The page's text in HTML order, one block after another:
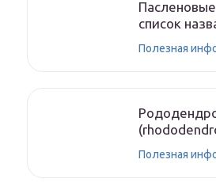
список
Полезная
Полезная